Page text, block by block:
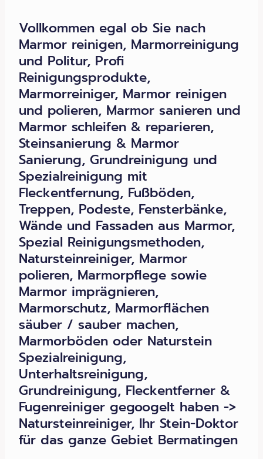
Vollkommen egal ob Sie nach
Marmor reinigen, Marmorreinigung
und Politur, Profi
Reinigungsprodukte,
Marmorreiniger, Marmor reinigen
und polieren, Marmor sanieren und
Marmor schleifen & reparieren,
Steinsanierung & Marmor
Sanierung, Grundreinigung und
Spezialreinigung mit
Fleckentfernung, Fußböden,
Treppen, Podeste, Fensterbänke,
Wände und Fassaden aus Marmor,
Spezial Reinigungsmethoden,
Natursteinreiniger, Marmor
polieren, Marmorpflege sowie
Marmor imprägnieren,
Marmorschutz, Marmorflächen
säuber / sauber machen,
Marmorböden oder Naturstein
Spezialreinigung,
Unterhaltsreinigung,
Grundreinigung, Fleckentferner &
Fugenreiniger gegoogelt haben ->
Natursteinreiniger, Ihr Stein-Doktor
für das ganze Gebiet Bermatingen